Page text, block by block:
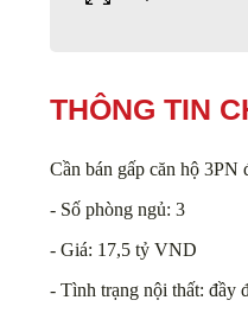
THÔNG TIN
Cần bán gấp căn hộ 3PN
- Số phòng ngủ: 3
- Giá: 17,5 tỷ VND
- Tình trạng nội thất: đầy